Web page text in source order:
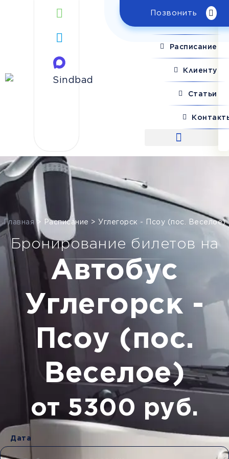
Позвонить
Расписание
Клиенту
Статьи
Главная > Расписание > Углегорск - Псоу (пос. Веселое)
Бронирование билетов на
Автобус
Углегорск -
Псоу (пос.
Веселое)
от 5300 руб.
Дата